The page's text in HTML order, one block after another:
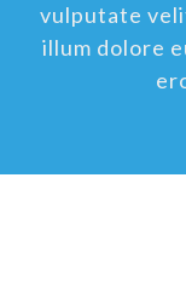
vulputate
illum dolore